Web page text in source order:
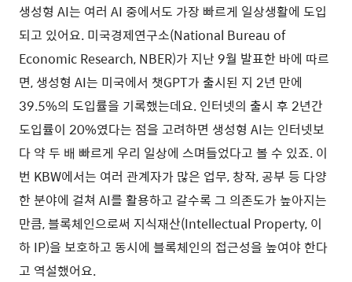
생성형 AI는 여러 AI 중에서도 가장 빠르게 일상생활에 도입
되고 있어요. 미국경제연구소(National Bureau of
Economic Research, NBER)가 지난 9월 발표한 바에 따르
면, 생성형 AI는 미국에서 챗GPT가 출시된 지 2년 만에
39.5%의 도입률을 기록했는데요. 인터넷의 출시 후 2년간
도입률이 20%였다는 점을 고려하면 생성형 AI는 인터넷보
다 약 두 배 빠르게 우리 일상에 스며들었다고 볼 수 있죠. 이
번 KBW에서는 여러 관계자가 많은 업무, 창작, 공부 등 다양
한 분야에 걸쳐 AI를 활용하고 갈수록 그 의존도가 높아지는
만큼, 블록체인으로써 지식재산(Intellectual Property, 이
하 IP)을 보호하고 동시에 블록체인의 접근성을 높여야 한다
고 역설했어요.